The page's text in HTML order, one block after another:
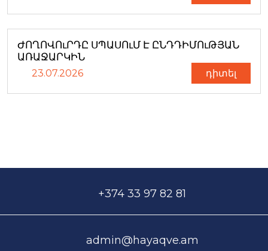
ԺՈՂՈՎՈւՐԴԸ ՍՊԱՍՈւՄ Է ԸՆԴԴԻՄՈւԹՅԱՆ
ԱՌԱՋԱՐԿԻՆ
23.07.2026 դիտել
+374 33 97 82 81
admin@hayaqve.am